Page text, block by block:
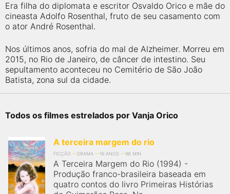
Era filha do diplomata e escritor Osvaldo Orico e mãe do
cineasta Adolfo Rosenthal, fruto de seu casamento com
o ator André Rosenthal.
Nos últimos anos, sofria do mal de Alzheimer. Morreu em
2015, no Rio de Janeiro, de câncer de intestino. Seu
sepultamento aconteceu no Cemitério de São João
Batista, zona sul da cidade.
Todos os filmes estrelados por Vanja Orico
A terceira margem do rio
FICÇÃO DRAMA 16 ANOS 98 MIN
A Terceira Margem do Rio (1994) -
Produção franco-brasileira baseada em
quatro contos do livro Primeiras Histórias